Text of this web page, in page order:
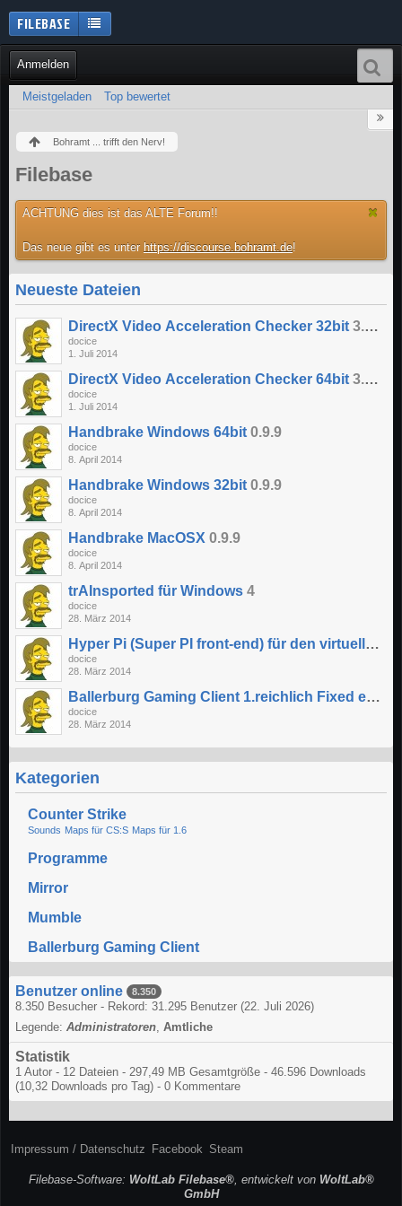
Anmelden
Meistgeladen Top bewertet
FILEBASE
Bohramt ... trifft den Nerv!
Filebase
ACHTUNG dies ist das ALTE Forum!!
Das neue gibt es unter https://discourse.bohramt.de!
Neueste Dateien
DirectX Video Acceleration Checker 32bit 3.1.2
docice
1. Juli 2014
DirectX Video Acceleration Checker 64bit 3.1.2
docice
1. Juli 2014
Handbrake Windows 64bit 0.9.9
docice
8. April 2014
Handbrake Windows 32bit 0.9.9
docice
8. April 2014
Handbrake MacOSX 0.9.9
docice
8. April 2014
trAInsported für Windows 4
docice
28. März 2014
Hyper Pi (Super PI front-end) für den
docice
28. März 2014
Ballerburg Gaming Client 1.reichlich Fixed exe
docice
28. März 2014
Kategorien
Counter Strike
Sounds Maps für CS:S Maps für 1.6
Programme
Mirror
Mumble
Ballerburg Gaming Client
Benutzer online 8.350
8.350 Besucher - Rekord: 31.295 Benutzer (22. Juli 2026)
Legende: Administratoren Amtliche
Statistik
1 Autor - 12 Dateien - 297,49 MB Gesamtgröße - 46.596 Downloads
(10,32 Downloads pro Tag) - 0 Kommentare
Impressum / Datenschutz Facebook Steam
Filebase-Software: WoltLab Filebase®, entwickelt von WoltLab®
GmbH